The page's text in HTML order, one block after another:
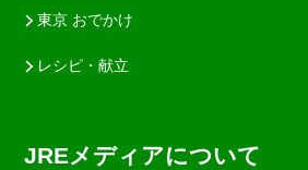
東京 おでかけ
レシピ・献立
JREメディアについて